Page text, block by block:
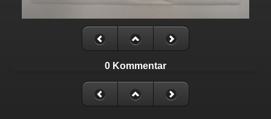
0 Kommentar